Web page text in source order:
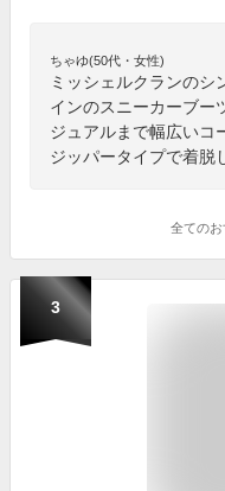
ちゃゆ(50代・女性)
ミッシェルクランのシ
インのスニーカーブー
ジュアルまで幅広いコ
ジッパータイプで着脱
全てのお
3